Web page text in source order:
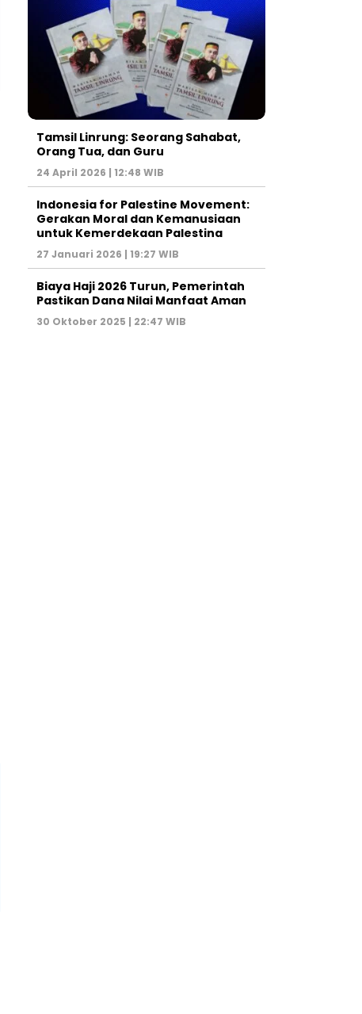
Tamsil Linrung: Seorang Sahabat,
Orang Tua, dan Guru
24 April 2026 | 12:48 WIB
Indonesia for Palestine Movement:
Gerakan Moral dan Kemanusiaan
untuk Kemerdekaan Palestina
27 Januari 2026 | 19:27 WIB
Biaya Haji 2026 Turun, Pemerintah
Pastikan Dana Nilai Manfaat Aman
30 Oktober 2025 | 22:47 WIB